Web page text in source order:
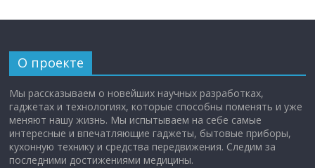
О проекте
Мы рассказываем о новейших научных разработках,
гаджетах и технологиях, которые способны поменять и уже
меняют нашу жизнь. Мы испытываем на себе самые
интересные и впечатляющие гаджеты, бытовые приборы,
кухонную технику и средства передвижения. Следим за
последними достижениями медицины.